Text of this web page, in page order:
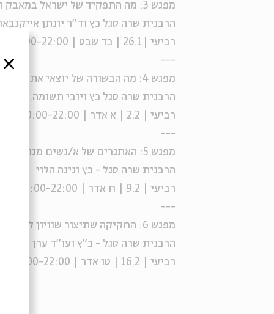
מפגש 3: מה התפקיד של ישראל במאבק העולמי במשבר האקלים?
הרבנית שרה סגל כץ וד"ר יונתן
רביעי |26.1 | כד שבט | 20:00-22:00
---
מפגש 4: מה הבשורה של יוצאי אתיופיה לחברה הישראלית?
הרבנית שרה סגל כץ ויובי תשומה.
רביעי | 2.2 | א אדר | 20:00-22:00
---
מפגש 5: האתגרים של א/נשים מגווני מגדר
הרבנית שרה סגל - כץ ונינה הלוי
רביעי | 9.2 | ח אדר | 20:00-22:00
---
מפגש 6: החקיקה שתיצור שוויון לא/נשים עם מוגבלויות
הרבנית שרה סגל - כ"ץ ועו"ד ערן טמיר
רביעי | 16.2 | טו אדר | 20:00-22:00
סגור